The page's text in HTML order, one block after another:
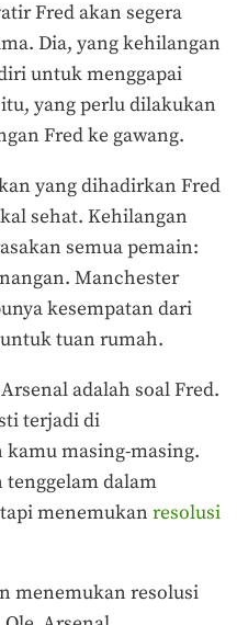
Fred akan segera
Dia, yang kehilangan
untuk menggapai
yang perlu dilakukan
Fred ke gawang.
yang dihadirkan Fred
sehat. Kehilangan
semua pemain:
Manchester
kesempatan dari
tuan rumah.
adalah soal Fred.
terjadi di
masing-masing.
dalam
menemukan resolusi
menemukan resolusi